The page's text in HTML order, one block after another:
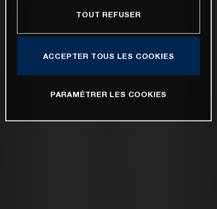
TOUT REFUSER
ACCEPTER TOUS LES COOKIES
PARAMÉTRER LES COOKIES